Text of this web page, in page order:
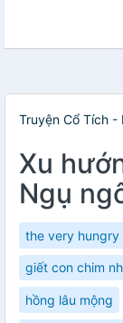
Truyện Cổ Tích -
Xu
Ngụ
the very hungry
giết con chim
hồng lâu mộng